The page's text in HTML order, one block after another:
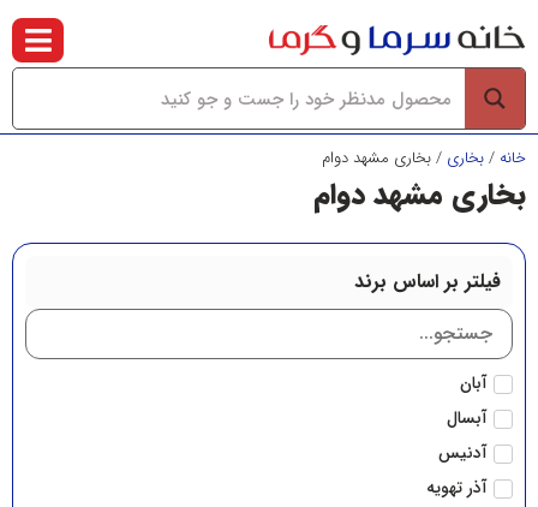
خانه /بخاري / بخاري مشهد دوام
بخاري مشهد دوام
فیلتر بر اساس برند
آبان
آبسال
آدنیس
آذر تهویه